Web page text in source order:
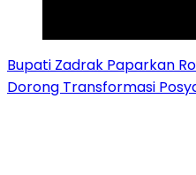
Bupati Zadrak Paparkan
Dorong Transformasi